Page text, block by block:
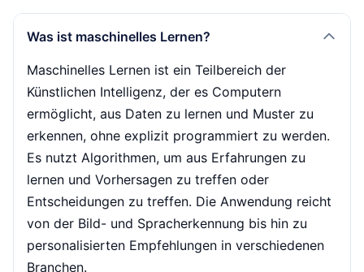
Was ist maschinelles Lernen?
Maschinelles Lernen ist ein Teilbereich der
Künstlichen Intelligenz, der es Computern
ermöglicht, aus Daten zu lernen und Muster zu
erkennen, ohne explizit programmiert zu werden.
Es nutzt Algorithmen, um aus Erfahrungen zu
lernen und Vorhersagen zu treffen oder
Entscheidungen zu treffen. Die Anwendung reicht
von der Bild- und Spracherkennung bis hin zu
personalisierten Empfehlungen in verschiedenen
Branchen.